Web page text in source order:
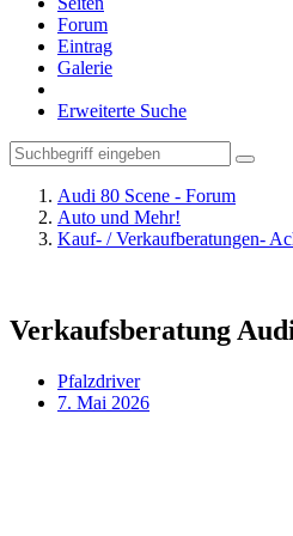
Forum
Eintrag
Galerie
Erweiterte Suche
Audi 80 Scene - Forum
Auto und Mehr!
Kauf- / Verkaufberatungen-
Verkaufsberatung
Pfalzdriver
7. Mai 2026